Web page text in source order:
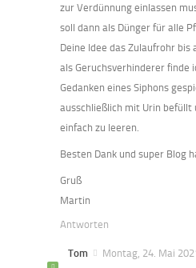
zur Verdünnung einlassen
soll dann als Dünger für alle
Deine Idee das Zulaufrohr bis
als Geruchsverhinderer finde
Gedanken eines Siphons
ausschließlich mit Urin
einfach zu leeren.
Besten Dank und super Blog
Gruß
Martin
Antworten
Tom
Montag, 24. Mai